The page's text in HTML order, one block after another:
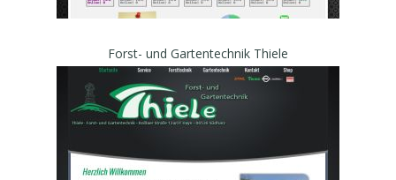
Forst- und Gartentechnik Thiele